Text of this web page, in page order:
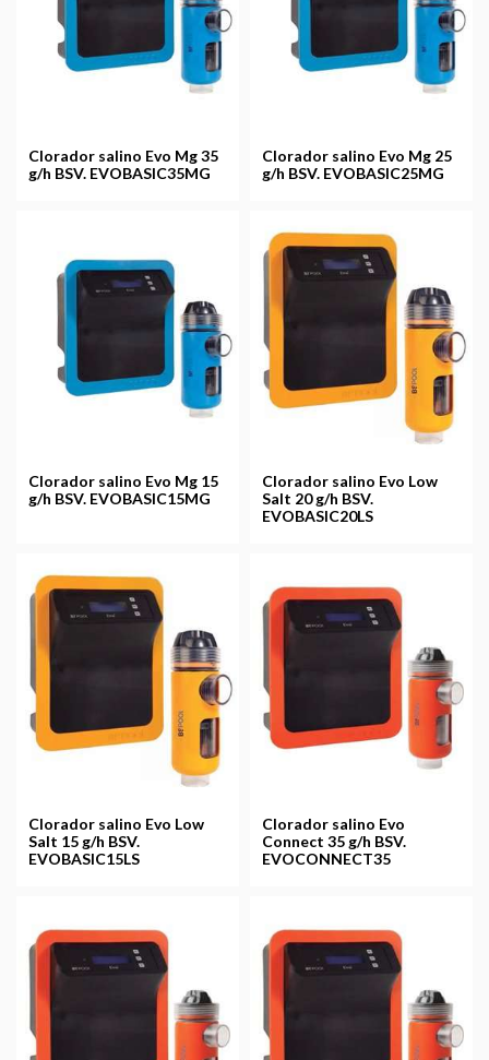
Clorador salino Evo Mg 35
g/h BSV. EVOBASIC35MG
Clorador salino Evo Mg 25
g/h BSV. EVOBASIC25MG
Clorador salino Evo Mg 15
g/h BSV. EVOBASIC15MG
Clorador salino Evo Low
Salt 20 g/h BSV.
EVOBASIC20LS
Clorador salino Evo Low
Salt 15 g/h BSV.
EVOBASIC15LS
Clorador salino Evo
Connect 35 g/h BSV.
EVOCONNECT35